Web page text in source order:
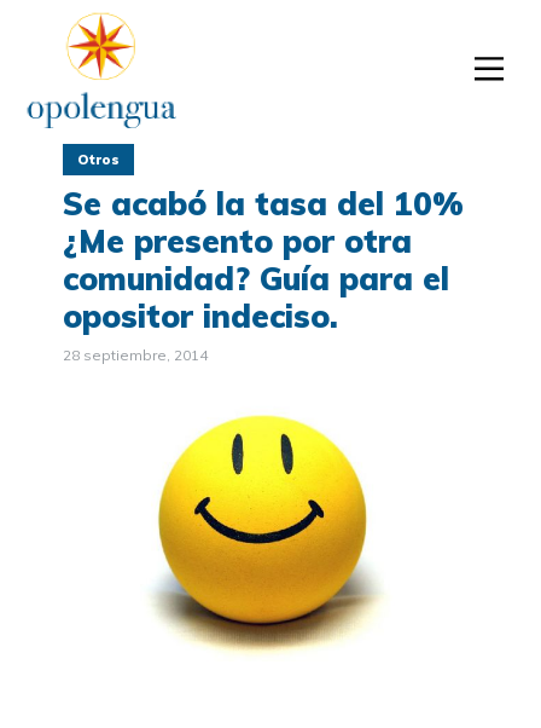
Otros
Se acabó la tasa del 10%
¿Me presento por otra
comunidad? Guía para el
opositor indeciso.
28 septiembre, 2014